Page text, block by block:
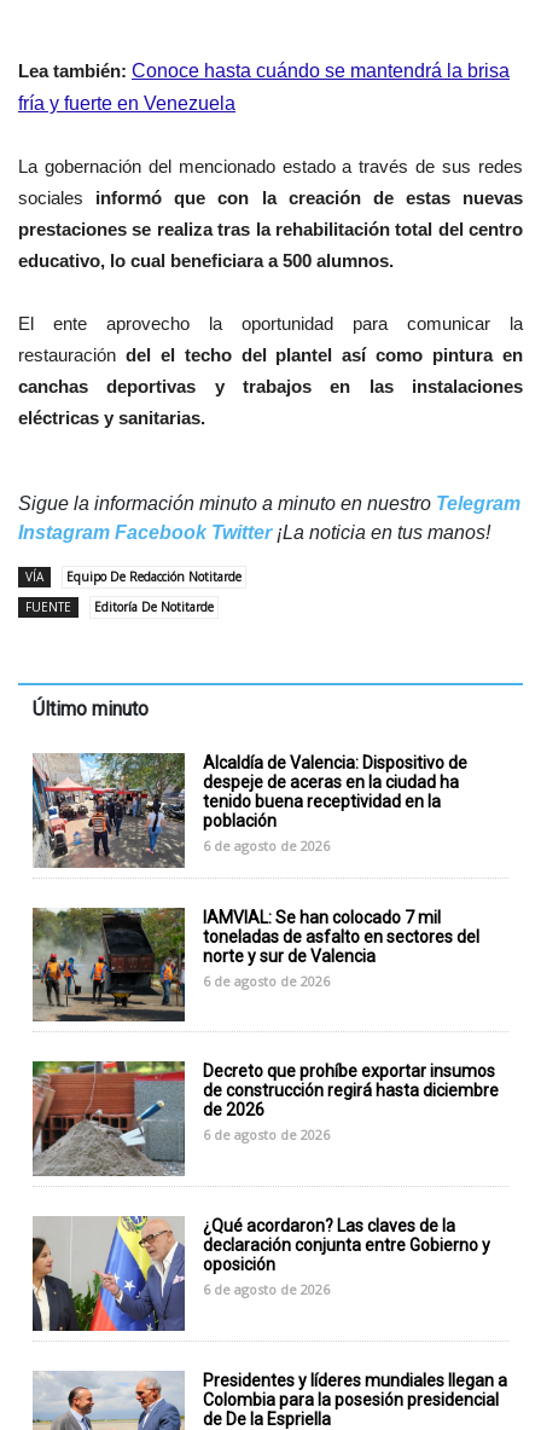
Lea también: Conoce hasta cuándo se mantendrá la brisa
fría y fuerte en Venezuela
La gobernación del mencionado estado a través de sus redes
sociales informó
que con la creación de estas nuevas
prestaciones se realiza tras la rehabilitación total del centro
educativo, lo cual beneficiara a 500 alumnos.
El ente aprovecho la oportunidad para comunicar la
restauración del el techo del plantel así como pintura en
canchas deportivas y trabajos en las instalaciones
eléctricas y sanitarias.
Sigue la información minuto a minuto en nuestro Telegram
Instagram Facebook Twitter¡La noticia en tus manos!
VÍA
Equipo De Redacción Notitarde
FUENTE
Editoría De Notitarde
Último minuto
Alcaldía de Valencia: Dispositivo de
despeje de aceras en la ciudad ha
tenido buena receptividad en la
población
6 de agosto de 2026
IAMVIAL: Se han colocado 7 mil
toneladas de asfalto en sectores del
norte y sur de Valencia
6 de agosto de 2026
Decreto que prohíbe exportar insumos
de construcción regirá hasta diciembre
de 2026
6 de agosto de 2026
¿Qué acordaron? Las claves de la
declaración conjunta entre Gobierno y
oposición
6 de agosto de 2026
Presidentes y líderes mundiales llegan a
Colombia para la posesión presidencial
de De la Espriella